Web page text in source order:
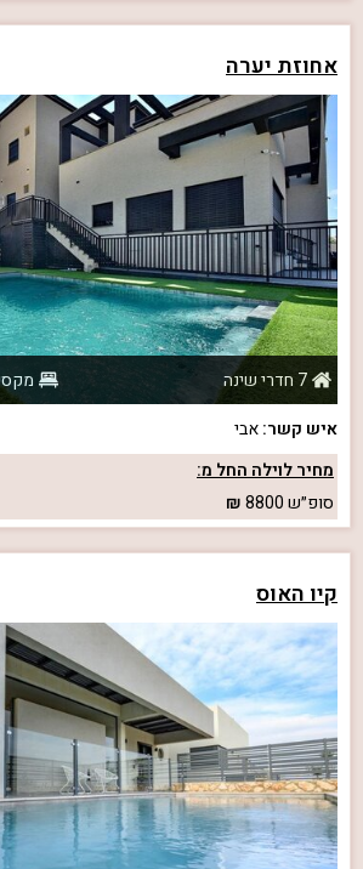
אחוזת יערה
7 חדרי שינה
איש קשר:אבי
מחיר לוילה החל מ:
סופ״ש8800
קיו האוס